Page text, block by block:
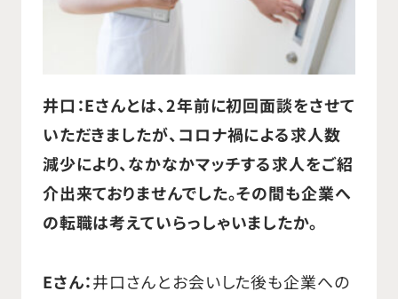
ございます。 2019年5月より現職であ
る株式会社ジェイシーエルコンサルテ
ィングにて、自身の人脈、経験をもと
に人材紹介業の仕事に従事し、2019
年11月、代表取締役社長に就任し現
在に至ります。
井口：Eさんとは、2年前に初回面談をさせて
いただきましたが、コロナ禍による求人数
減少により、なかなかマッチする求人をご紹
介出来ておりませんでした。その間も企業へ
の転職は考えていらっしゃいましたか。
Eさん：井口さんとお会いした後も企業への